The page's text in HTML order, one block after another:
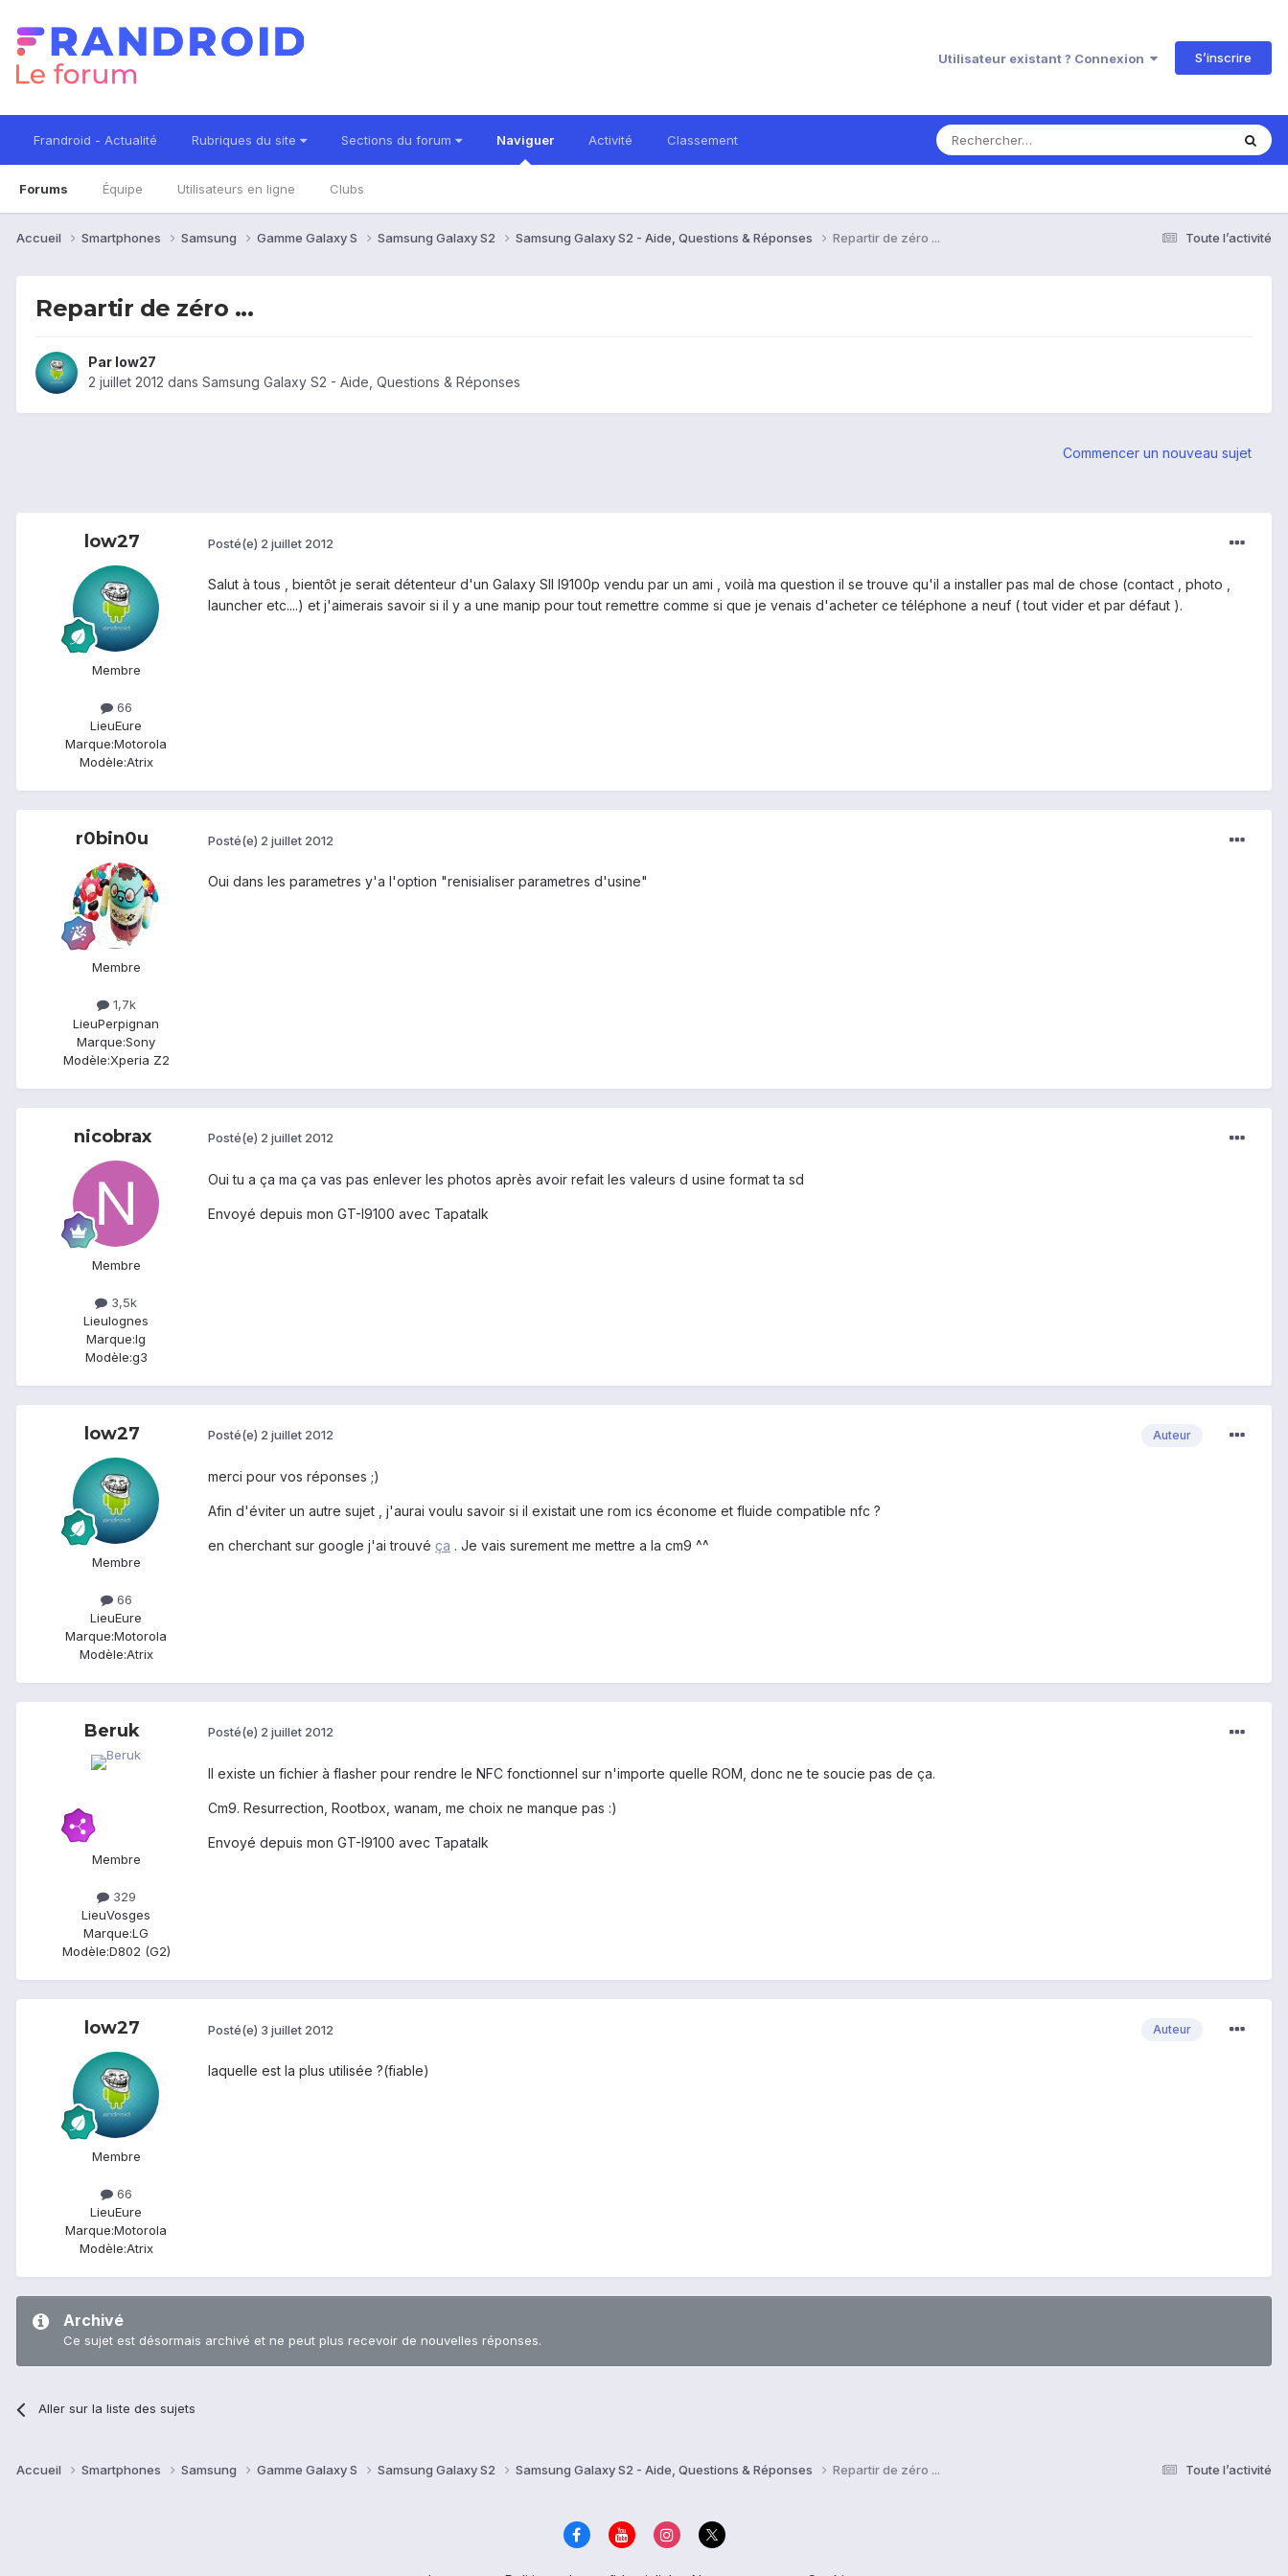
Utilisateur existant ? Connexion S’inscrire
Frandroid - Actualité Rubriques du site Sections du forum Naviguer
Forums Équipe Utilisateurs en ligne Clubs
Activité Classement
Toute l’activité
Accueil Smartphones Samsung Gamme Galaxy S Samsung Galaxy S2 Samsung Galaxy S2 - Aide, Questions & Réponses Repartir de zéro ...
Repartir de zéro ...
Par low27
2 juillet 2012 dans Samsung Galaxy S2 - Aide, Questions & Réponses
Commencer un nouveau sujet
low27
Membre
66
LieuEure
Marque:Motorola
Modèle:Atrix
Posté(e) 2 juillet 2012
Salut à tous , bientôt je serait détenteur d'un Galaxy SII I9100p vendu par un ami , voilà ma question il se trouve qu'il a installer pas mal de chose (contact , photo ,
launcher etc....) et j'aimerais savoir si il y a une manip pour tout remettre comme si que je venais d'acheter ce téléphone a neuf ( tout vider et par défaut ).
r0bin0u
Membre
1,7k
LieuPerpignan
Marque:Sony
Modèle:Xperia Z2
Posté(e) 2 juillet 2012
Oui dans les parametres y'a l'option "renisialiser parametres d'usine"
nicobrax
Membre
3,5k
Lieulognes
Marque:lg
Modèle:g3
Posté(e) 2 juillet 2012
Oui tu a ça ma ça vas pas enlever les photos après avoir refait les valeurs d usine format ta sd
Envoyé depuis mon GT-I9100 avec Tapatalk
low27
Membre
66
LieuEure
Marque:Motorola
Modèle:Atrix
Auteur
Posté(e) 2 juillet 2012
merci pour vos réponses ;)
Afin d'éviter un autre sujet , j'aurai voulu savoir si il existait une rom ics économe et fluide compatible nfc ?
en cherchant sur google j'ai trouvé ça . Je vais surement me mettre a la cm9 ^^
Beruk
Membre
329
LieuVosges
Marque:LG
Modèle:D802 (G2)
Posté(e) 2 juillet 2012
Il existe un fichier à flasher pour rendre le NFC fonctionnel sur n'importe quelle ROM, donc ne te soucie pas de ça.
Cm9. Resurrection, Rootbox, wanam, me choix ne manque pas :)
Envoyé depuis mon GT-I9100 avec Tapatalk
low27
Membre
66
LieuEure
Marque:Motorola
Modèle:Atrix
Auteur
Posté(e) 3 juillet 2012
laquelle est la plus utilisée ?(fiable)
Archivé
Ce sujet est désormais archivé et ne peut plus recevoir de nouvelles réponses.
Aller sur la liste des sujets
Toute l’activité
Accueil Smartphones Samsung Gamme Galaxy S Samsung Galaxy S2 Samsung Galaxy S2 - Aide, Questions & Réponses Repartir de zéro ...